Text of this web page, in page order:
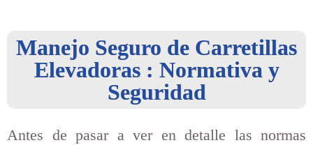
Manejo Seguro de Carretillas
Elevadoras : Normativa y
Seguridad
Antes de pasar a ver en detalle las normas